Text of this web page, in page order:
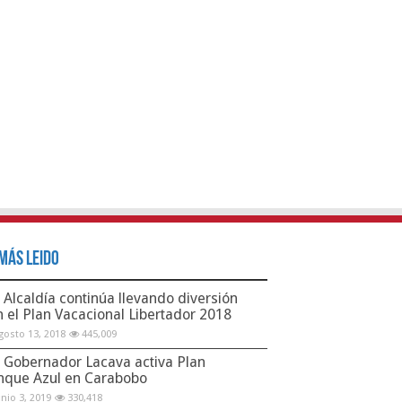
Leido
Alcaldía continúa llevando diversión
el Plan Vacacional Libertador 2018
13, 2018 445,009
Gobernador Lacava activa Plan
Azul en Carabobo
3, 2019 330,418